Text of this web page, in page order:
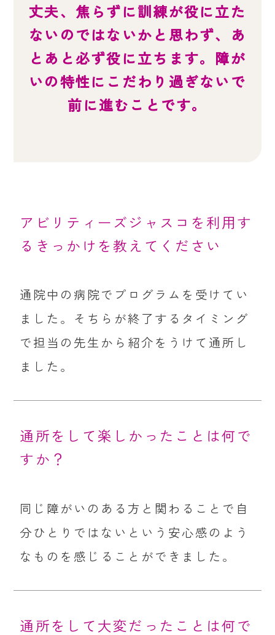
丈夫、焦らずに訓練が役に立た
ないのではないかと思わず、あ
とあと必ず役に立ちます。障が
いの特性にこだわり過ぎないで
前に進むことです。
アビリティーズジャスコを利用す
るきっかけを教えてください
通院中の病院でプログラムを受けてい
ました。そちらが終了するタイミング
で担当の先生から紹介をうけて通所し
ました。
通所をして楽しかったことは何で
すか？
同じ障がいのある方と関わることで自
分ひとりではないという安心感のよう
なものを感じることができました。
通所をして大変だったことは何で